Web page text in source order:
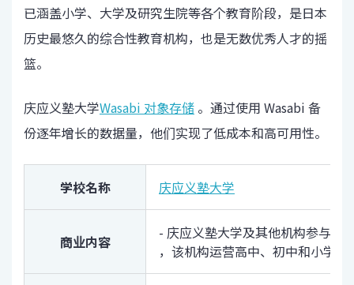
已涵盖小学、大学及研究生院等各个教育阶段，是日本
历史最悠久的综合性教育机构，也是无数优秀人才的摇
篮。
庆应义塾大学Wasabi 对象存储 。通过使用 Wasabi 备
份逐年增长的数据量，他们实现了低成本和高可用性。
学校名称 庆应义塾大学
商业内容
- 庆应义塾大学及其他机构参与各
，该机构运营高中、初中和小学